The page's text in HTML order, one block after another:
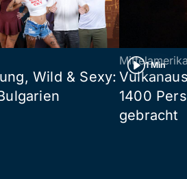
Wild & Sexy:
1 Min
1400
gebracht